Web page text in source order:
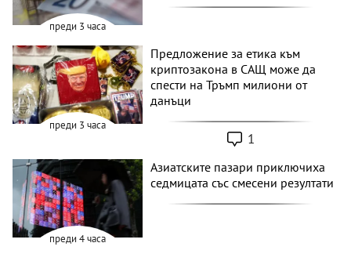
преди 3 часа
преди 3 часа
Предложение за етика към
криптозакона в САЩ може да
спести на Тръмп милиони от
данъци
1
преди 4 часа
Азиатските пазари приключиха
седмицата със смесени резултати